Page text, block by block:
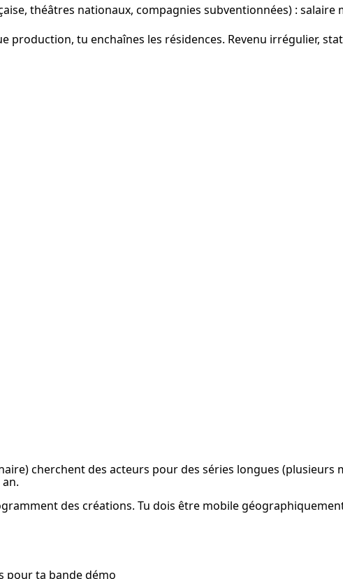
théâtres nationaux, compagnies subventionnées) : salaire
production, tu enchaînes les résidences. Revenu irrégulier,
cherchent des acteurs pour des séries longues (plusieurs
des créations. Tu dois être mobile
pour ta bande démo